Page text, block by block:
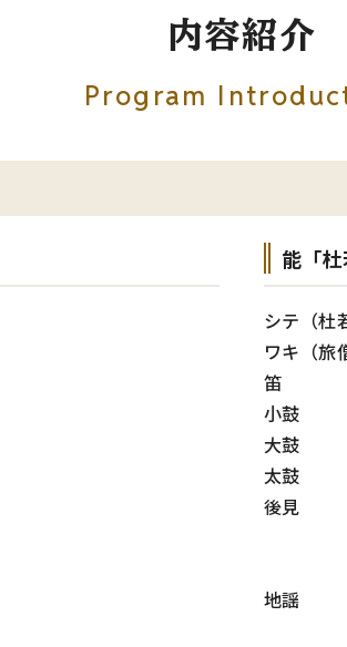
内容紹介
Program
能「
シテ（杜
ワキ（
笛
小鼓
大鼓
太鼓
後見
豊
宇
地謡
松